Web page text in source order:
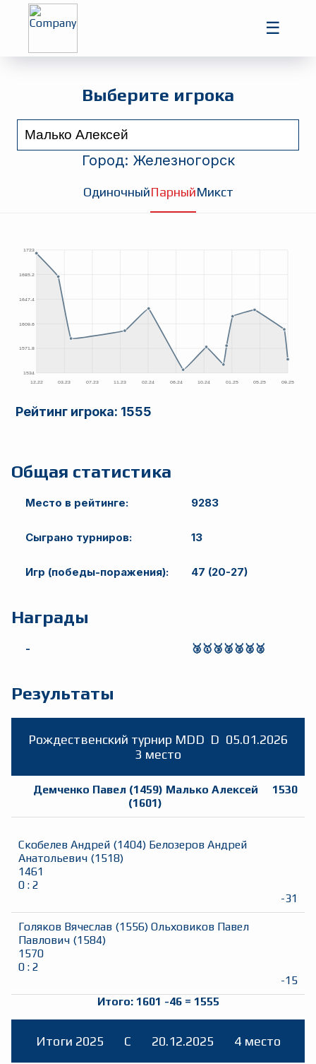
☰
Выберите игрока
Город: Железногорск
ОдиночныйПарныйМикст
Рейтинг игрока: 1555
Общая статистика
Место в рейтинге: 9283
Сыграно турниров: 13
Игр (победы-поражения): 47 (20-27)
Награды
- 🥉🥇🥉🥈🥈🥈🥈
Результаты
Рождественский турнир MDD D 05.01.2026
3 место
Демченко Павел (1459) Малько Алексей
(1601)
1530
Скобелев Андрей (1404) Белозеров Андрей
Анатольевич (1518)
1461
0 : 2
-31
Голяков Вячеслав (1556) Ольховиков Павел
Павлович (1584)
1570
0 : 2
-15
Итого: 1601 -46= 1555
Итоги 2025 C 20.12.2025 4 место